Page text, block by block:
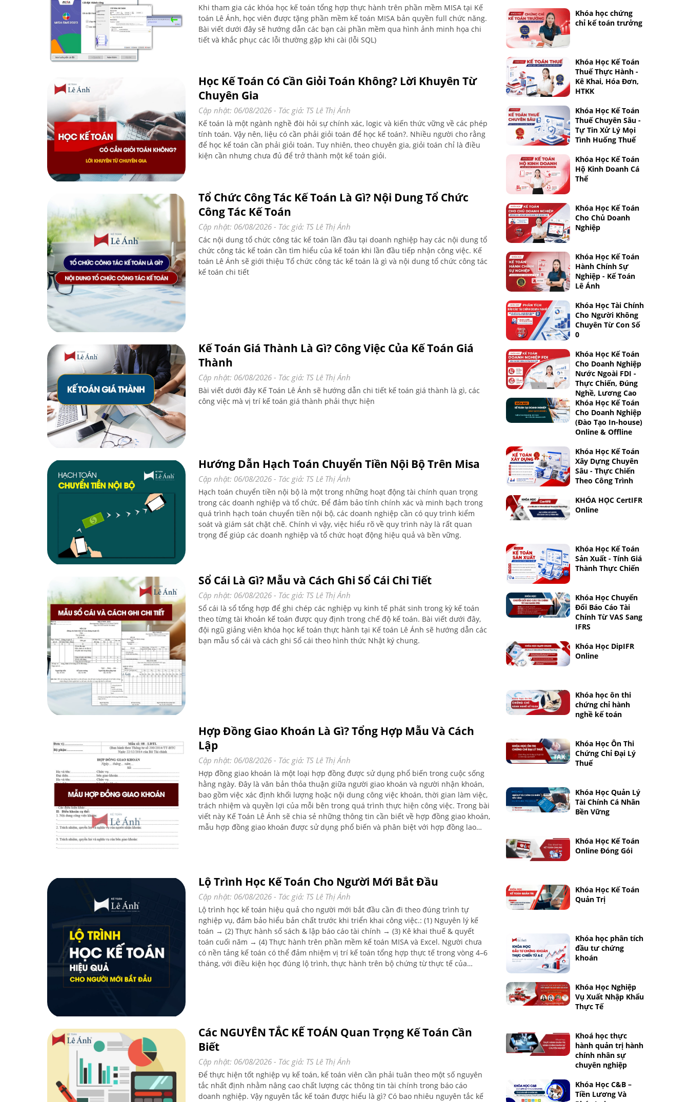
Khi tham gia các khóa học kế toán tổng hợp thực hành trên phần mềm MISA tại Kế
toán Lê Ánh, học viên được tặng phần mềm kế toán MISA bản quyền full chức năng.
Bài viết dưới đây sẽ hướng dẫn các bạn cài phần mềm qua hình ảnh minh họa chi
tiết và khắc phục các lỗi thường gặp khi cài (lỗi SQL)
Học Kế Toán Có Cần Giỏi Toán Không? Lời Khuyên Từ
Chuyên Gia
Cập nhật: 06/08/2026 - Tác giả: TS Lê Thị Ánh
Kế toán là một ngành nghề đòi hỏi sự chính xác, logic và kiến thức vững về các phép
tính toán. Vậy nên, liệu có cần phải giỏi toán để học kế toán?. Nhiều người cho rằng
để học kế toán cần phải giỏi toán. Tuy nhiên, theo chuyên gia, giỏi toán chỉ là điều
kiện cần nhưng chưa đủ để trở thành một kế toán giỏi.
Tổ Chức Công Tác Kế Toán Là Gì? Nội Dung Tổ Chức
Công Tác Kế Toán
Cập nhật: 06/08/2026 - Tác giả: TS Lê Thị Ánh
Các nội dung tổ chức công tác kế toán lần đầu tại doanh nghiệp hay các nội dung tổ
chức công tác kế toán cần tìm hiểu của kế toán khi lần đầu tiếp nhận công việc. Kế
toán Lê Ánh sẽ giới thiệu Tổ chức công tác kế toán là gì và nội dung tổ chức công tác
kế toán chi tiết
Kế Toán Giá Thành Là Gì? Công Việc Của Kế Toán Giá
Thành
Cập nhật: 06/08/2026 - Tác giả: TS Lê Thị Ánh
Bài viết dưới đây Kế Toán Lê Ánh sẽ hướng dẫn chi tiết kế toán giá thành là gì, các
công việc mà vị trí kế toán giá thành phải thực hiện
Hướng Dẫn Hạch Toán Chuyển Tiền Nội Bộ Trên Misa
Cập nhật: 06/08/2026 - Tác giả: TS Lê Thị Ánh
Hạch toán chuyển tiền nội bộ là một trong những hoạt động tài chính quan trọng
trong các doanh nghiệp và tổ chức. Để đảm bảo tính chính xác và minh bạch trong
quá trình hạch toán chuyển tiền nội bộ, các doanh nghiệp cần có quy trình kiểm
soát và giám sát chặt chẽ. Chính vì vậy, việc hiểu rõ về quy trình này là rất quan
trọng để giúp các doanh nghiệp và tổ chức hoạt động hiệu quả và bền vững.
Sổ Cái Là Gì? Mẫu và Cách Ghi Sổ Cái Chi Tiết
Cập nhật: 06/08/2026 - Tác giả: TS Lê Thị Ánh
Sổ cái là sổ tổng hợp để ghi chép các nghiệp vụ kinh tế phát sinh trong kỳ kế toán
theo từng tài khoản kế toán được quy định trong chế độ kế toán. Bài viết dưới đây,
đội ngũ giảng viên khóa học kế toán thực hành tại Kế toán Lê Ánh sẽ hướng dẫn các
bạn mẫu sổ cái và cách ghi Sổ cái theo hình thức Nhật ký chung.
Hợp Đồng Giao Khoán Là Gì? Tổng Hợp Mẫu Và Cách
Lập
Cập nhật: 06/08/2026 - Tác giả: TS Lê Thị Ánh
Hợp đồng giao khoán là một loại hợp đồng được sử dụng phổ biến trong cuộc sống
hằng ngày. Đây là văn bản thỏa thuận giữa người giao khoán và người nhận khoán,
bao gồm việc xác định khối lượng hoặc nội dung công việc khoán, thời gian làm việc,
trách nhiệm và quyền lợi của mỗi bên trong quá trình thực hiện công việc. Trong bài
viết này Kế Toán Lê Ánh sẽ chia sẻ những thông tin cần biết về hợp đồng giao khoán,
mẫu hợp đồng giao khoán được sử dụng phổ biến và phân biệt với hợp đồng lao
Lộ Trình Học Kế Toán Cho Người Mới Bắt Đầu
Cập nhật: 06/08/2026 - Tác giả: TS Lê Thị Ánh
Lộ trình học kế toán hiệu quả cho người mới bắt đầu cần đi theo đúng trình tự
nghiệp vụ, đảm bảo hiểu bản chất trước khi triển khai công việc.: (1) Nguyên lý kế
toán → (2) Thực hành sổ sách & lập báo cáo tài chính → (3) Kê khai thuế & quyết
toán cuối năm → (4) Thực hành trên phần mềm kế toán MISA và Excel. Người chưa
có nền tảng kế toán có thể đảm nhiệm vị trí kế toán tổng hợp thực tế trong vòng 4–6
tháng, với điều kiện học đúng lộ trình, thực hành trên bộ chứng từ thực tế của
Các NGUYÊN TẮC KẾ TOÁN Quan Trọng Kế Toán Cần
Biết
Cập nhật: 06/08/2026 - Tác giả: TS Lê Thị Ánh
Để thực hiện tốt nghiệp vụ kế toán, kế toán viên cần phải tuân theo một số nguyên
tắc nhất định nhằm nâng cao chất lượng các thông tin tài chính trong báo cáo
doanh nghiệp. Vậy nguyên tắc kế toán được hiểu là gì? Có bao nhiêu nguyên tắc kế
Khóa học chứng
chỉ kế toán trưởng
Khóa Học Kế Toán
Thuế Thực Hành -
Kê Khai, Hóa Đơn,
HTKK
Khóa Học Kế Toán
Thuế Chuyên Sâu -
Tự Tin Xử Lý Mọi
Tình Huống Thuế
Khóa Học Kế Toán
Hộ Kinh Doanh Cá
Thể
Khóa Học Kế Toán
Cho Chủ Doanh
Nghiệp
Khóa Học Kế Toán
Hành Chính Sự
Nghiệp - Kế Toán
Lê Ánh
Khóa Học Tài Chính
Cho Người Không
Chuyên Từ Con Số
0
Khóa Học Kế Toán
Cho Doanh Nghiệp
Nước Ngoài FDI -
Thực Chiến, Đúng
Nghề, Lương Cao
Khóa Học Kế Toán
Cho Doanh Nghiệp
(Đào Tạo In-house)
Online & Offline
Khóa Học Kế Toán
Xây Dựng Chuyên
Sâu - Thực Chiến
Theo Công Trình
KHÓA HỌC CertIFR
Online
Khóa Học Kế Toán
Sản Xuất - Tính Giá
Thành Thực Chiến
Khóa Học Chuyển
Đổi Báo Cáo Tài
Chính Từ VAS Sang
IFRS
Khóa Học DipIFR
Online
Khóa học ôn thi
chứng chỉ hành
nghề kế toán
Khóa Học Ôn Thi
Chứng Chỉ Đại Lý
Thuế
Khóa Học Quản Lý
Tài Chính Cá Nhân
Bền Vững
Khóa Học Kế Toán
Online Đóng Gói
Khóa Học Kế Toán
Quản Trị
Khóa học phân tích
đầu tư chứng
khoán
Khóa Học Nghiệp
Vụ Xuất Nhập Khẩu
Thực Tế
Khoá học thực
hành quản trị hành
chính nhân sự
chuyên nghiệp
Khóa Học C&B –
Tiền Lương Và